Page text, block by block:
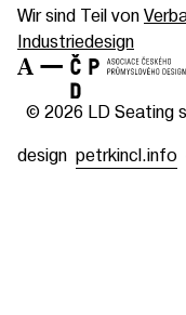
Wir sind Teil von
Industriedesign
© 2026 LD Seating
design petrkincl.info